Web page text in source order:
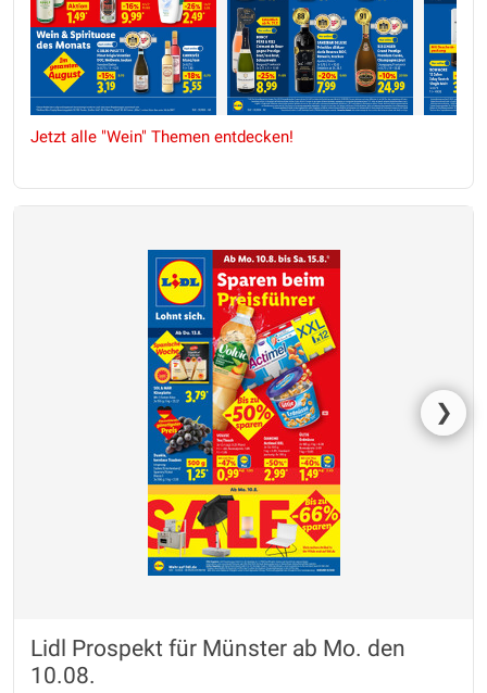
Jetzt alle "Wein" Themen entdecken!
❯
Lidl Prospekt für Münster ab Mo. den
10.08.